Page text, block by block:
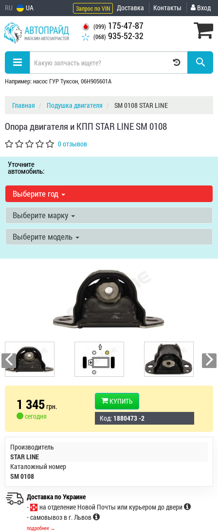
RU UA Запрос по VIN Доставка Контакты Вход
(099) 175-47-87
(068) 935-52-32
Например: насос ГУР Туксон, 06H905601A
Главная Подушка двигателя SM 0108 STAR LINE
Опора двигателя и КПП STAR LINE SM 0108
0 отзывов
Уточните
автомобиль:
Выберите год
Выберите марку
Выберите модель
1 345грн.
сегодня
КУПИТЬ
Код: 1880473 -2
Производитель
STAR LINE
Каталожный номер
SM 0108
Доставка по Украине
-
на отделение Новой Почты или курьером до двери
- самовывоз в г. Львов
подробнее →